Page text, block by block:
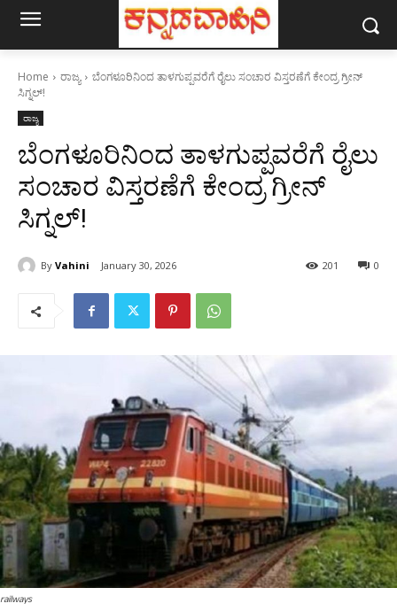
Home ರಾಜ್ಯ
ಬೆಂಗಳೂರಿನಿಂದ ತಾಳಗುಪ್ಪವರೆಗೆ ರೈಲು ಸಂಚಾರ ವಿಸ್ತರಣೆಗೆ ಕೇಂದ್ರ ಗ್ರೀನ್
ಸಿಗ್ನಲ್!
ರಾಜ್ಯ
ಬೆಂಗಳೂರಿನಿಂದ ತಾಳಗುಪ್ಪವರೆಗೆ ರೈಲು
ಸಂಚಾರ ವಿಸ್ತರಣೆಗೆ ಕೇಂದ್ರ ಗ್ರೀನ್
ಸಿಗ್ನಲ್!
By Vahini January 30, 2026 0
201
railways